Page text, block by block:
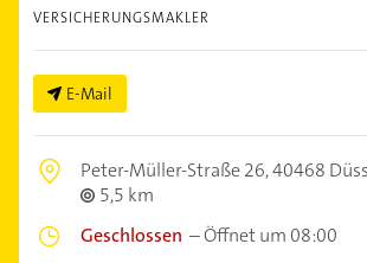
VERSICHERUNGSMAKLER
E-Mail
Peter-Müller-Straße 26,40468
5,5 km
Geschlossen –Öffnet um 08:00